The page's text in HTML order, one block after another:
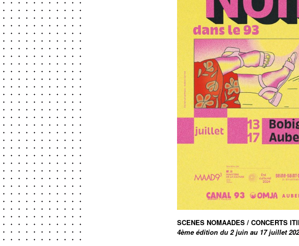
SCENES NOMAADES / CONCERTS
4ème édition du 2 juin au 17 juillet